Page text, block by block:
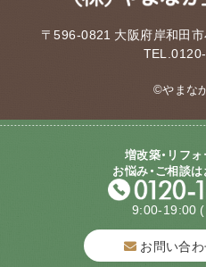
〒596-0821 大阪府岸和田
©やまな
増改築・リフ
お悩み・ご相談
9:00-19:00
お問い合わ